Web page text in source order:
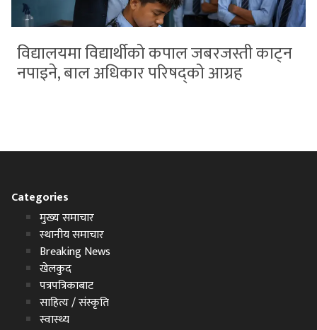
विद्यालयमा विद्यार्थीको कपाल जबरजस्ती काट्न
नपाइने, बाल अधिकार परिषद्को आग्रह
Categories
मुख्य समाचार
स्थानीय समाचार
Breaking News
खेलकुद
पत्रपत्रिकाबाट
साहित्य / संस्कृति
स्वास्थ्य